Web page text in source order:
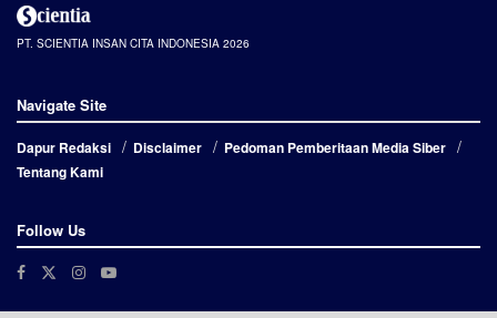
PT. SCIENTIA INSAN CITA INDONESIA 2026
Navigate Site
Dapur Redaksi Disclaimer
Pedoman Pemberitaan Media Siber
Tentang Kami
Follow Us